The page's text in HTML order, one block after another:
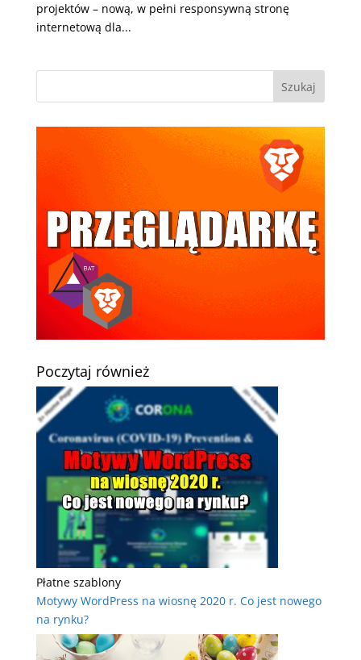
projektów – nową, w pełni responsywną stronę
internetową dla...
Poczytaj również
Płatne szablony
Motywy WordPress na wiosnę 2020 r. Co jest nowego
na rynku?